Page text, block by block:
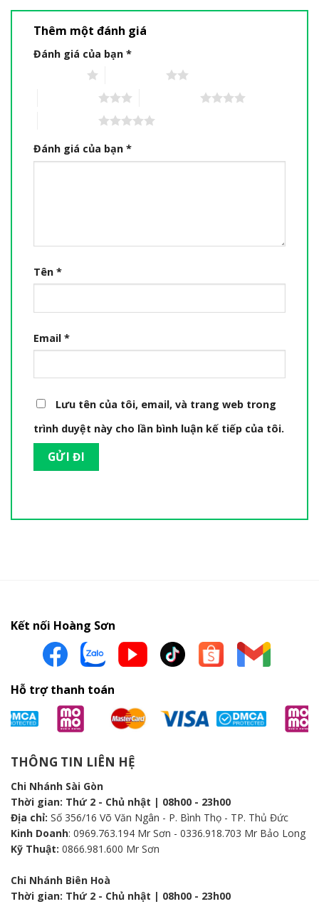
Thêm một đánh giá
Đánh giá của bạn *
Đánh giá của bạn *
Tên *
Email *
Lưu tên của tôi, email, và trang web trong
trình duyệt này cho lần bình luận kế tiếp của tôi.
Kết nối Hoàng Sơn
Hỗ trợ thanh toán
THÔNG TIN LIÊN HỆ
Chi Nhánh Sài Gòn
Thời gian: Thứ 2 - Chủ nhật | 08h00 - 23h00
Địa chỉ: Số 356/16 Võ Văn Ngân - P. Bình Thọ - TP. Thủ Đức
Kinh Doanh: 0969.763.194 Mr Sơn - 0336.918.703 Mr Bảo Long
Kỹ Thuật: 0866.981.600 Mr Sơn
Chi Nhánh Biên Hoà
Thời gian: Thứ 2 - Chủ nhật | 08h00 - 23h00